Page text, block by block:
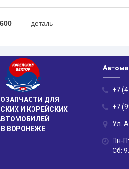
деталь
ДЛЯ
И КОРЕЙСКИХ
В ВОРОНЕЖЕ
+7
+7
Ул.
Пн-
Сб: